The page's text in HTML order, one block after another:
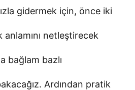
gidermek için, önce iki
netleştirecek
bağlam bazlı
Ardından pratik